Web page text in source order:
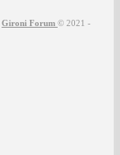
Gironi Forum © 2021 -